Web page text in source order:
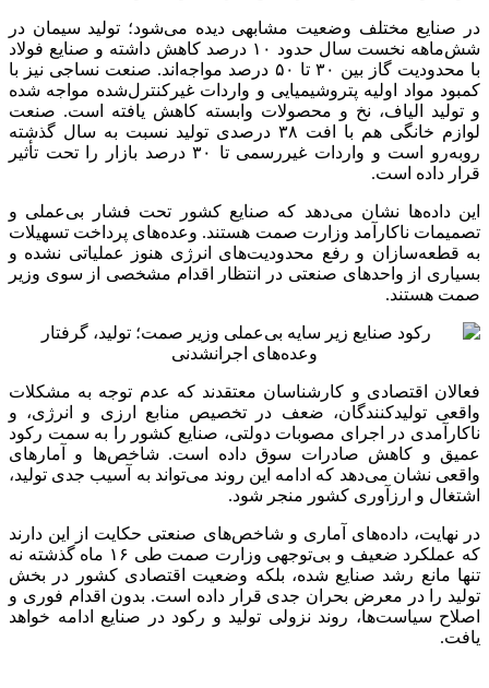
در صنایع مختلف وضعیت مشابهی دیده می‌شود؛ تولید سیمان در
شش‌ماهه نخست سال حدود ۱۰ درصد کاهش داشته و صنایع فولاد
با محدودیت گاز بین ۳۰ تا ۵۰ درصد مواجه‌اند. صنعت نساجی نیز با
کمبود مواد اولیه پتروشیمیایی و وارداتغیرکنترل‌شده مواجه شده
و تولید الیاف، نخ و محصولات وابسته کاهش یافته است. صنعت
لوازم خانگی هم با افت ۳۸ درصدی تولید نسبت به سال گذشته
روبه‌رو است و واردات غیررسمی تا ۳۰ درصد بازار را تحت تأثیر
قرار داده است.
این داده‌ها نشان می‌دهد که صنایع کشور تحت فشار بی‌عملی و
تصمیمات ناکارآمد وزارت صمت هستند. وعده‌های پرداخت تسهیلات
به قطعه‌سازان و رفع محدودیت‌های انرژی هنوز عملیاتی نشده و
بسیاری از واحدهای صنعتی در انتظار اقدام مشخصی از سوی وزیر
صمت هستند.
فعالان اقتصادی و کارشناسان معتقدند که عدم توجه به مشکلات
واقعی تولیدکنندگان، ضعف در تخصیص منابع ارزی و انرژی، و
ناکارآمدی در اجرای مصوبات دولتی، صنایع کشور را به سمت رکود
عمیق و کاهش صادرات سوق داده است. شاخص‌ها و آمارهای
واقعی نشان می‌دهد که ادامه این روند می‌تواند به آسیب جدی تولید،
اشتغال و ارزآوری کشور منجر شود.
در نهایت، داده‌های آماری و شاخص‌های صنعتی حکایت از این دارند
که عملکرد ضعیف و بی‌توجهی وزارت صمت
طی ۱۶ ماه گذشته نه
تنها مانع رشد صنایع شده، بلکه وضعیت اقتصادی کشور در بخش
تولید را در معرض بحران جدی قرار داده است. بدون اقدام فوری و
اصلاح سیاست‌ها، روند نزولی تولید و رکود در صنایع ادامه خواهد
یافت.